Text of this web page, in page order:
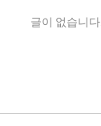
글이 없습니다.